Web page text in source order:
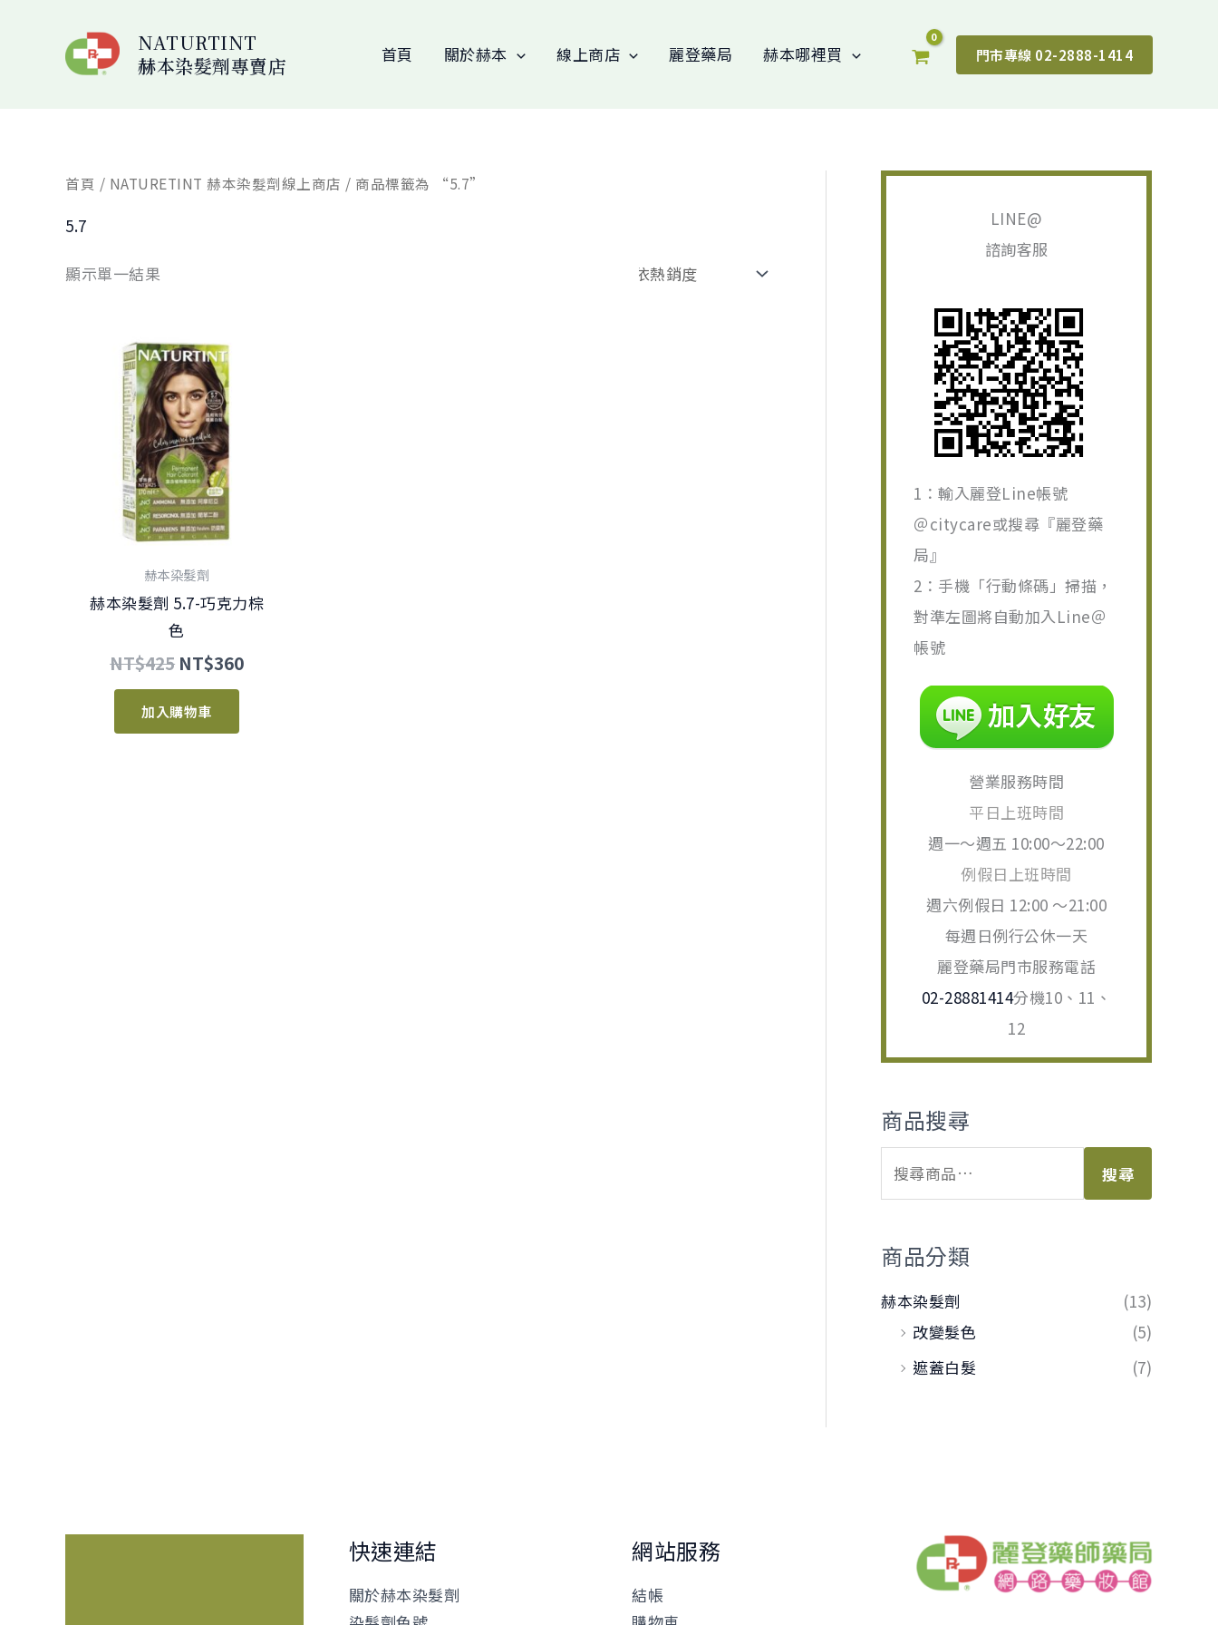
NATURTINT
赫本染髮劑專賣店
首頁 關於赫本 線上商店 麗登藥局 赫本哪裡買 門市專線 02-2888-1414
首頁 / NATURETINT 赫本染髮劑線上商店 / 商品標籤為 “5.7”
5.7
顯示單一結果
赫本染髮劑
赫本染髮劑 5.7-巧克力棕
色
NT$425
原
始
價
格：
NT$425。
NT$360
加入購物車
LINE@
諮詢客服
1：輸入麗登Line帳號
＠citycare或搜尋『麗登藥
局』
2：手機「行動條碼」掃描，
對準左圖將自動加入Line＠
帳號
營業服務時間
平日上班時間
週一～週五 10:00～22:00
例假日上班時間
週六例假日 12:00 ～21:00
每週日例行公休一天
麗登藥局門市服務電話
02-28881414分機10、11、
12
商品搜尋
搜尋
商品分類
赫本染髮劑
(13)
改變髮色
(5)
遮蓋白髮
(7)
快速連結
關於赫本染髮劑
網站服務
結帳